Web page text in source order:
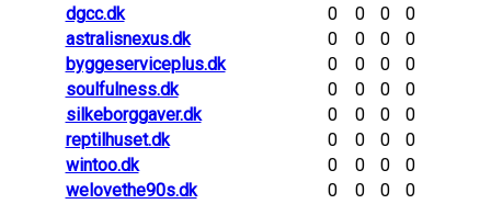
dgcc.dk
0 0 0
0
astralisnexus.dk
0 0 0
0
byggeserviceplus.dk
0 0 0
0
soulfulness.dk
0 0 0
0
silkeborggaver.dk
0 0 0
0
reptilhuset.dk
0 0 0
0
wintoo.dk
0 0 0
0
welovethe90s.dk
0 0 0
0